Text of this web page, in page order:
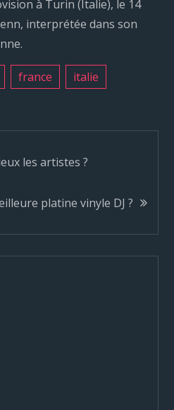
à Turin (Italie), le 14
interprétée dans son
france
italie
les artistes ?
platine vinyle DJ ?